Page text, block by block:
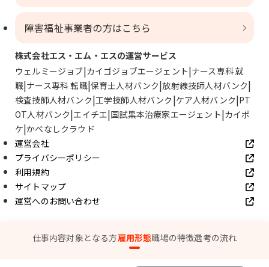
仕事内容対象となる方雇用形態職場の特徴選考の流れ
障害福祉事業者の方はこちら
株式会社エス・エム・エスの運営サービス
ウェルミージョブ カイゴジョブエージェント ナース専科 就
職 ナース専科 転職 保育士人材バンク 放射線技師人材バンク
検査技師人材バンク 工学技師人材バンク ケア人材バンク PT
OT人材バンク エイチエ 国試黒本治療家エージェント カイポ
ケ かべなしクラウド
運営会社
プライバシーポリシー
利用規約
サイトマップ
運営へのお問い合わせ